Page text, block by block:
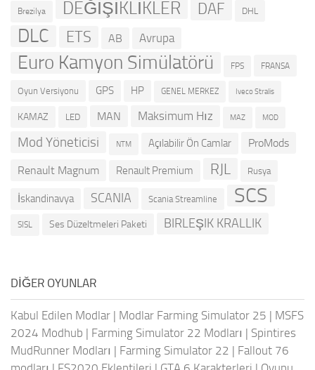
Brezilya DEĞİŞİKLİKLER DAF DHL
DLC ETS AB Avrupa
Euro Kamyon Simülatörü FPS FRANSA
Oyun Versiyonu GPS HP GENEL MERKEZ Iveco Stralis
KAMAZ LED MAN Maksimum Hız MAZ MOD
Mod Yöneticisi NTM Açılabilir Ön Camlar ProMods
Renault Magnum Renault Premium RJL Rusya
İskandinavya SCANIA Scania Streamline SCS
SISL Ses Düzeltmeleri Paketi BIRLEŞIK KRALLIK
DIĞER OYUNLAR
Kabul Edilen Modlar | Modlar Farming Simulator 25 | MSFS
2024 Modhub | Farming Simulator 22 Modları | Spintires
MudRunner Modları | Farming Simulator 22 | Fallout 76